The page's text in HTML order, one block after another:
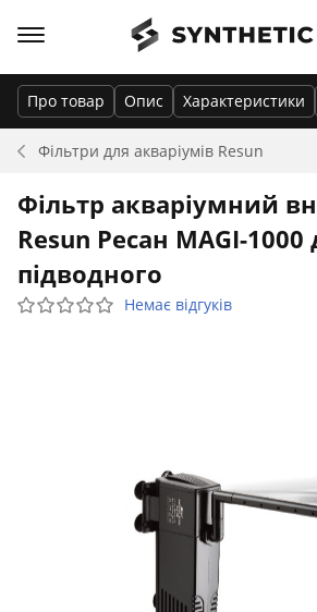
Фільтри для акваріумів Resun
Про товар Опис Характеристики
Фільтр акваріумний
Resun Ресан MAGI-1000
підводного
Немає відгуків